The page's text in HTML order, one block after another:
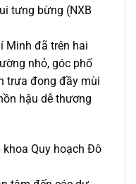
tưng bừng (NXB
Minh đã trên hai
nhỏ, góc phố
trưa đong đầy mùi
hậu dễ thương
khoa Quy hoạch Đô